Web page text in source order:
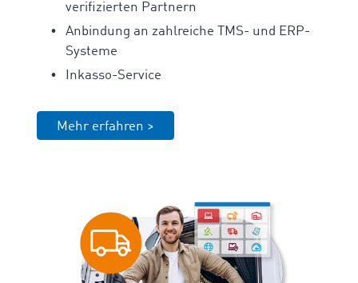
verifizierten Partnern
Anbindung an zahlreiche TMS- und ERP-
Systeme
Inkasso-Service
Mehr erfahren >